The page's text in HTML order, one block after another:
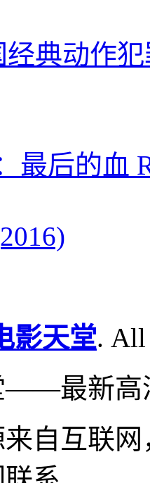
经典动作
最后的血
影天堂. All
——最新高
自互联